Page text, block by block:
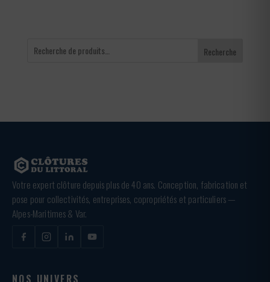
Recherche
Votre expert clôture depuis plus de 40 ans. Conception, fabrication et
pose pour collectivités, entreprises, copropriétés et particuliers —
Alpes-Maritimes & Var.
NOS UNIVERS